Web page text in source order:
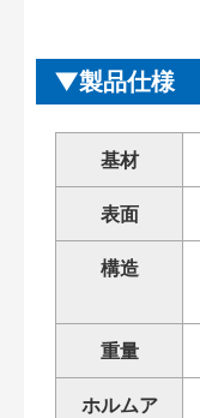
製品仕様
基材
表面
構造
重量
ホルムア